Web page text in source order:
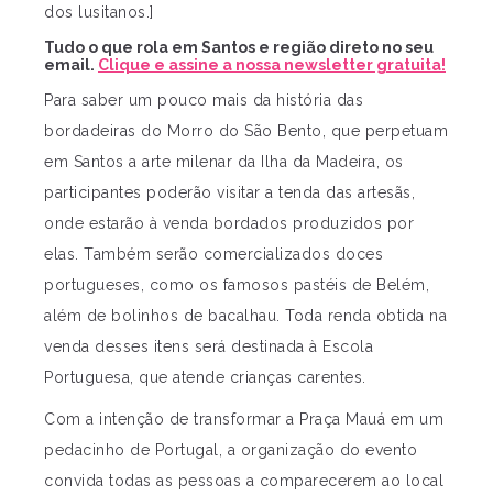
dos lusitanos.]
Tudo o que rola em Santos e região direto no seu
email. Clique e assine a nossa newsletter gratuita!
Para saber um pouco mais da história das
bordadeiras do Morro do São Bento, que perpetuam
em Santos a arte milenar da Ilha da Madeira, os
participantes poderão visitar a tenda das artesãs,
onde estarão à venda bordados produzidos por
elas. Também serão comercializados doces
portugueses, como os famosos pastéis de Belém,
além de bolinhos de bacalhau. Toda renda obtida na
venda desses itens será destinada à Escola
Portuguesa, que atende crianças carentes.
Com a intenção de transformar a Praça Mauá em um
pedacinho de Portugal, a organização do evento
convida todas as pessoas a comparecerem ao local